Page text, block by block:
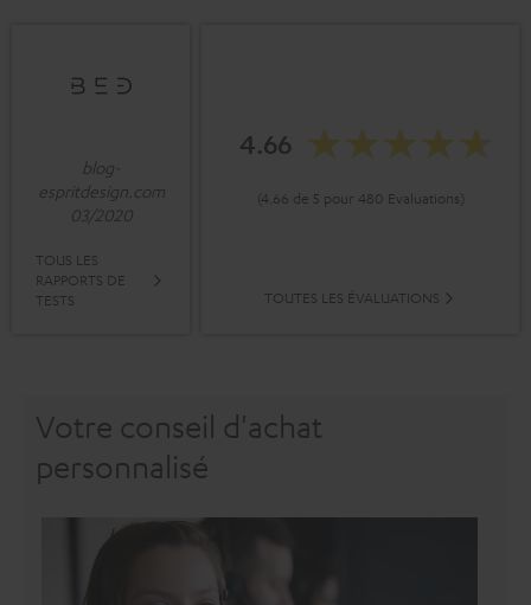
blog-
espritdesign.com
03/2020
TOUS LES
RAPPORTS DE
TESTS
4.66
(4.66 de 5 pour 480 Evaluations)
TOUTES LES ÉVALUATIONS
Votre conseil d'achat
personnalisé